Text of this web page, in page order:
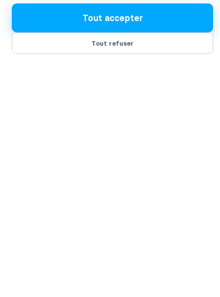
Tout accepter
Tout refuser
Aéroport international, lignes ferroviaires,
proximité avec La Corogne, Vigo et le